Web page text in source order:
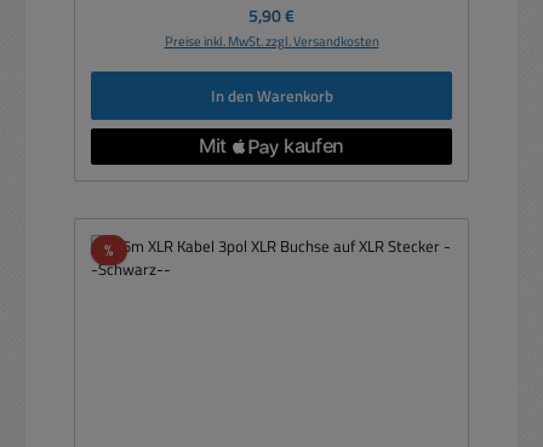
Regulärer Preis:
5,90 €
Preise inkl. MwSt. zzgl. Versandkosten
In den Warenkorb
%Rabatt